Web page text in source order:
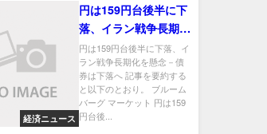
経済ニュース
円は159円台後半に下
落、イラン戦争長期化
を懸念－債券は下落へ
円は159円台後半に下落、イ
ラン戦争長期化を懸念－債
券は下落へ 記事を要約する
と以下のとおり。 ブルーム
バーグ マーケット 円は159
円台後...